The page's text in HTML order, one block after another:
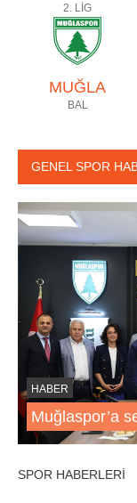
2. LİG
MUĞLA
BAL
GENEL SPOR
HABER
Muğlaspor’a
SPOR HABERLERİ